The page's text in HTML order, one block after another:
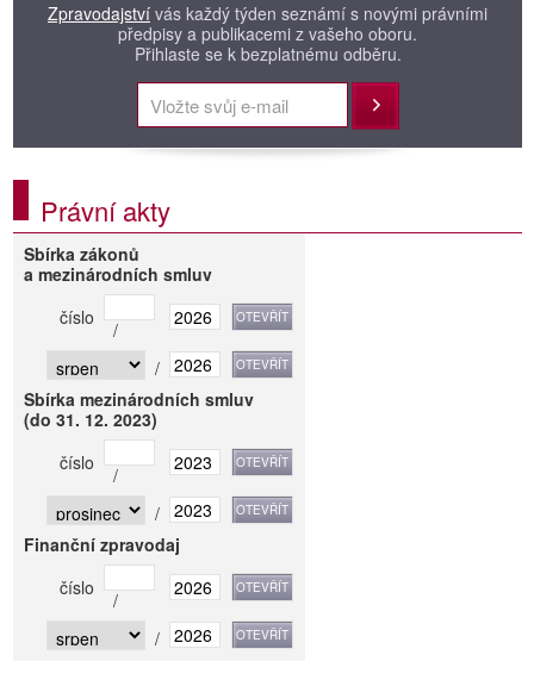
Zpravodajství vás každý týden seznámí s novými právními
předpisy a publikacemi z vašeho oboru.
Přihlaste se k bezplatnému odběru.
Přihlásit
Právní akty
Sbírka zákonů
a mezinárodních smluv
číslo
/
/
Sbírka mezinárodních smluv
(do 31. 12. 2023)
číslo
/
/
Finanční zpravodaj
číslo
/
/